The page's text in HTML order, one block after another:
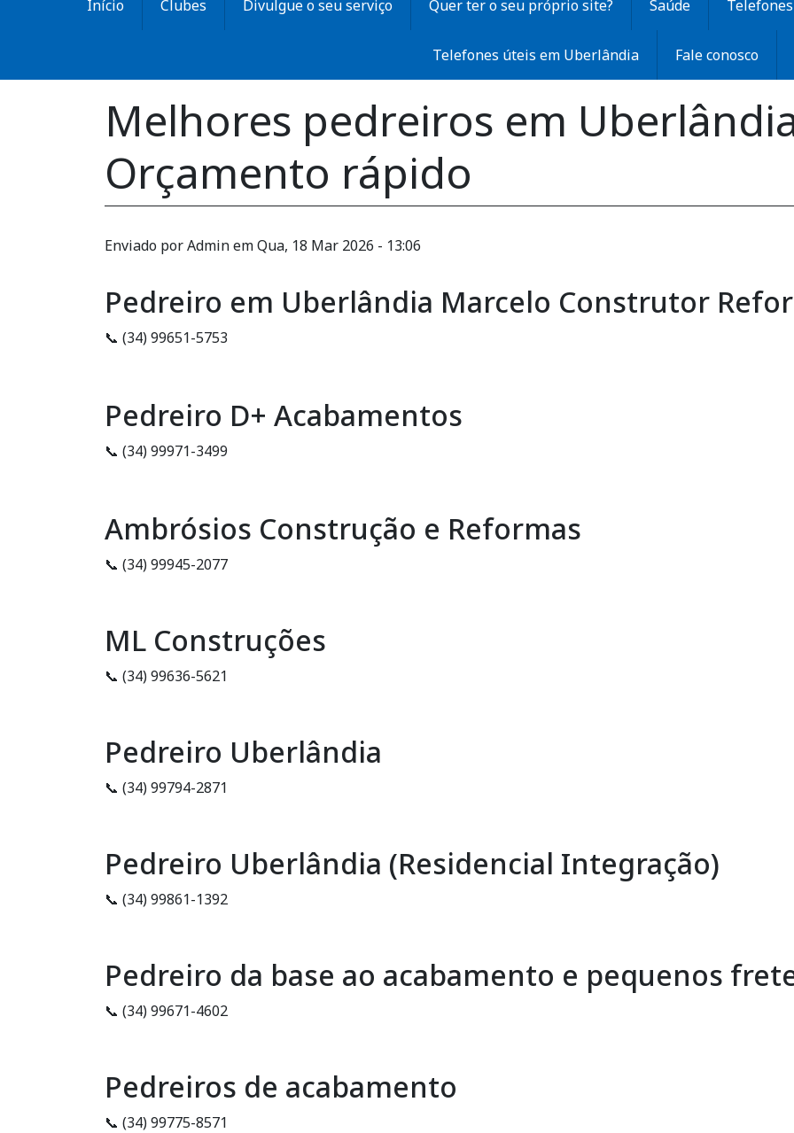
Início Clubes Divulgue o seu serviço Quer ter o seu próprio site? Saúde
Telefones úteis em Uberlândia Fale conosco
Melhores pedreiros em
Orçamento rápido
Enviado porAdminemQua, 18 Mar 2026 - 13:06
Pedreiro em Uberlândia Marcelo Construtor
📞 (34) 99651-5753
Pedreiro D+ Acabamentos
📞 (34) 99971-3499
Ambrósios Construção e Reformas
📞 (34) 99945-2077
ML Construções
📞 (34) 99636-5621
Pedreiro Uberlândia
📞 (34) 99794-2871
Pedreiro Uberlândia (Residencial Integração)
📞 (34) 99861-1392
Pedreiro da base ao acabamento e pequenos
📞 (34) 99671-4602
Pedreiros de acabamento
📞 (34) 99775-8571